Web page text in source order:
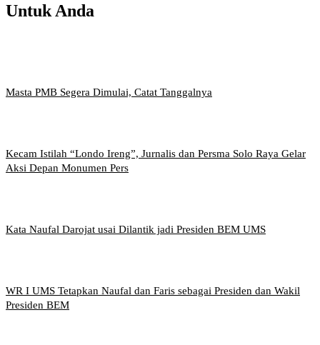
Untuk Anda
Masta PMB Segera Dimulai, Catat Tanggalnya
Kecam Istilah “Londo Ireng”, Jurnalis dan Persma Solo Raya Gelar
Aksi Depan Monumen Pers
Kata Naufal Darojat usai Dilantik jadi Presiden BEM UMS
WR I UMS Tetapkan Naufal dan Faris sebagai Presiden dan Wakil
Presiden BEM